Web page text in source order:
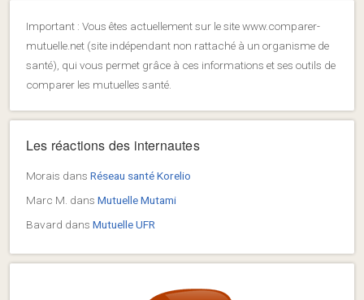
Important : Vous êtes actuellement sur le site www.comparer-
mutuelle.net (site indépendant non rattaché à un organisme de
santé), qui vous permet grâce à ces informations et ses outils de
comparer les mutuelles santé.
Les réactions des internautes
Morais dans Réseau santé Korelio
Marc M. dans Mutuelle Mutami
Bavard dans Mutuelle UFR